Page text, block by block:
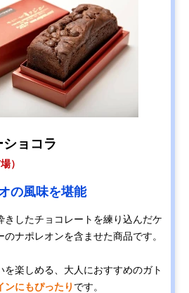
ョコラ
）
の風味を堪能
きしたチョコレートを練り込んだケ
ナポレオンを含ませた商品です。
楽しめる、大人におすすめのガト
ンにもぴったり です。